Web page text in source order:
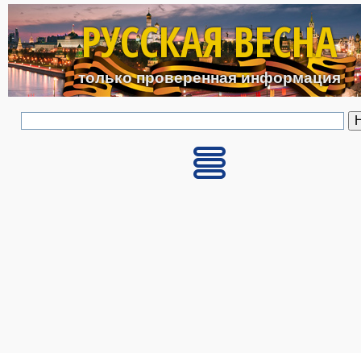
Перейти к основному
РУССКАЯ ВЕСНА
только проверенная информация